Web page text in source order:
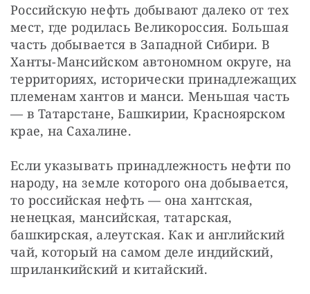
Российскую нефть добывают далеко от тех
мест, где родилась Великороссия. Большая
часть добывается в Западной Сибири. В
Ханты-Мансийском автономном округе, на
территориях, исторически принадлежащих
племенам хантов и манси. Меньшая часть
— в Татарстане, Башкирии, Красноярском
крае, на Сахалине.
Если указывать принадлежность нефти по
народу, на земле которого она добывается,
то российская нефть — она хантская,
ненецкая, мансийская, татарская,
башкирская, алеутская. Как и английский
чай, который на самом деле индийский,
шриланкийский и китайский.